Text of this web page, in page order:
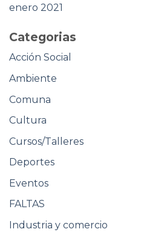
enero 2021
Categorias
Acción Social
Ambiente
Comuna
Cultura
Cursos/Talleres
Deportes
Eventos
FALTAS
Industria y comercio